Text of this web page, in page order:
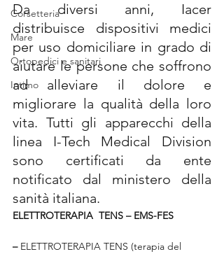
Corsetteria
Mare
Ortopedici e sanitari
Intimo
Da diversi anni, Iacer
distribuisce dispositivi medici
per uso domiciliare in grado di
aiutare le persone che soffrono
ad alleviare il dolore e
migliorare la qualità della loro
vita. Tutti gli apparecchi della
linea I-Tech Medical Division
sono certificati da ente
notificato dal ministero della
sanità italiana.
ELETTROTERAPIA  TENS – EMS-FES
– ELETTROTERAPIA TENS (terapia del